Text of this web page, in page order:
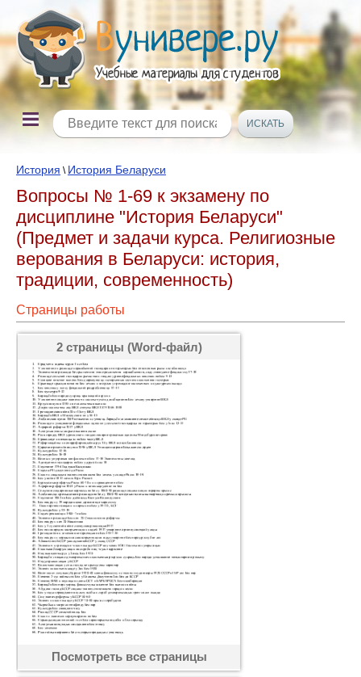
История \ История Беларуси
Вопросы № 1-69 к экзамену по
дисциплине "История Беларуси"
(Предмет и задачи курса. Религиозные
верования в Беларуси: история,
традиции, современность)
Страницы работы
2 страницы (Word-файл)
Посмотреть все страницы